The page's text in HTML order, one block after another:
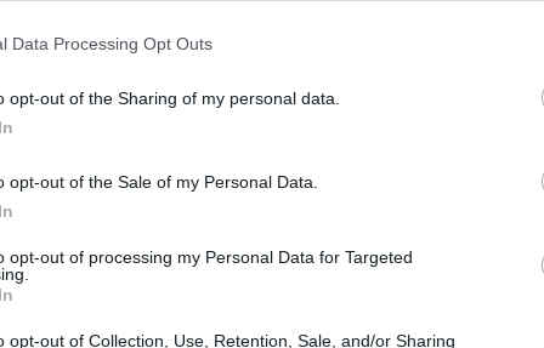
Data Processing Opt Outs
opt-out of the Sharing of my personal data.
opt-out of the Sale of my Personal Data.
opt-out of processing my Personal Data for Targeted
opt-out of Collection, Use, Retention, Sale, and/or Sharing
Αιγαίο από δυτικές διευθύνσεις
και στο Νοτιοανατολικό Αιγαίο
4-5 μποφόρ. Στο Ιόνιο οι άνεμοι θα
ασθενείς και τις βραδινές ώρες στο
μέτριοι 4-5 μποφόρ.
χαμηλές θερμοκρασίες τις πρωινές
βραδινές και πρώτες πρωινές ώρες θα
βόρεια τμήματα. Η θερμοκρασία θα
αλλά στα βόρεια θα είναι 2-3